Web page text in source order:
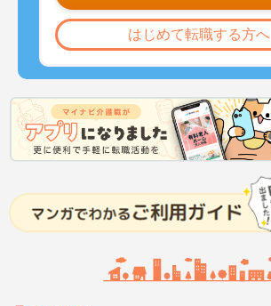
はじめて転職する方へ